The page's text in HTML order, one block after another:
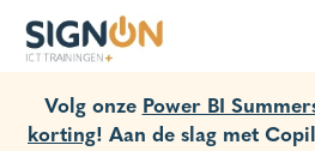
Volg onze Power BI
korting! Aan de slag met